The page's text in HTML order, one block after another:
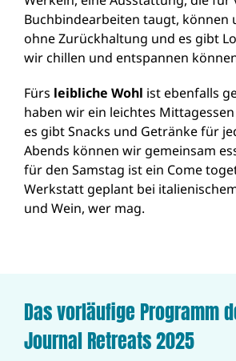
Buchbindearbeiten taugt, können
ohne Zurückhaltung und es gibt
wir chillen und entspannen
Fürs leibliche Wohl ist ebenfalls
haben wir ein leichtes
es gibt Snacks und Getränke für
Abends können wir gemeinsam
für den Samstag ist ein Come
Werkstatt geplant bei
und Wein, wer mag.
Das vorläufige Programm
Journal Retreats 2025